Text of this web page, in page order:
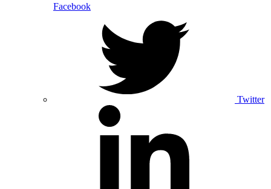
Facebook
Twitter